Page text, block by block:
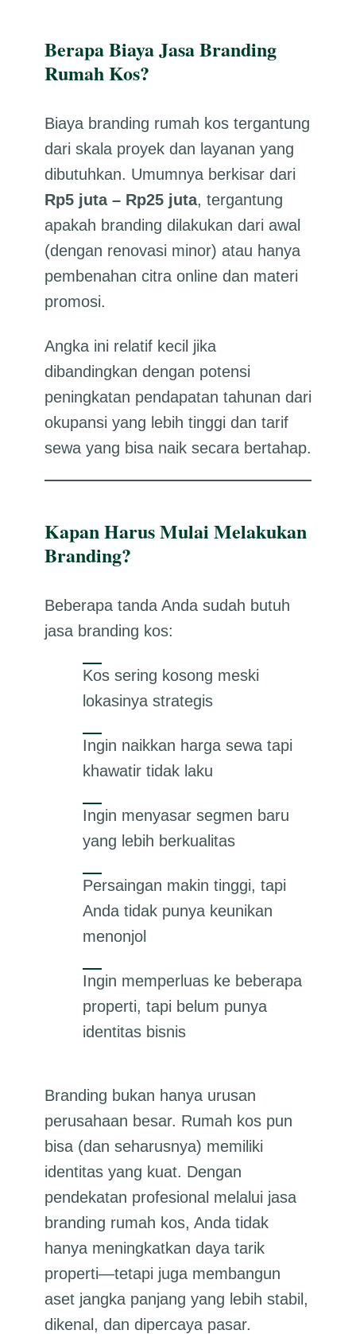
Berapa Biaya Jasa Branding
Rumah Kos?
Biaya branding rumah kos tergantung
dari skala proyek dan layanan yang
dibutuhkan. Umumnya berkisar dari
Rp5 juta – Rp25 juta, tergantung
apakah branding dilakukan dari awal
(dengan renovasi minor) atau hanya
pembenahan citra online dan materi
promosi.
Angka ini relatif kecil jika
dibandingkan dengan potensi
peningkatan pendapatan tahunan dari
okupansi yang lebih tinggi dan tarif
sewa yang bisa naik secara bertahap.
Kapan Harus Mulai Melakukan
Branding?
Beberapa tanda Anda sudah butuh
jasa branding kos:
Kos sering kosong meski
lokasinya strategis
Ingin naikkan harga sewa tapi
khawatir tidak laku
Ingin menyasar segmen baru
yang lebih berkualitas
Persaingan makin tinggi, tapi
Anda tidak punya keunikan
menonjol
Ingin memperluas ke beberapa
properti, tapi belum punya
identitas bisnis
Branding bukan hanya urusan
perusahaan besar. Rumah kos pun
bisa (dan seharusnya) memiliki
identitas yang kuat. Dengan
pendekatan profesional melalui jasa
branding rumah kos, Anda tidak
hanya meningkatkan daya tarik
properti—tetapi juga membangun
aset jangka panjang yang lebih stabil,
dikenal, dan dipercaya pasar.